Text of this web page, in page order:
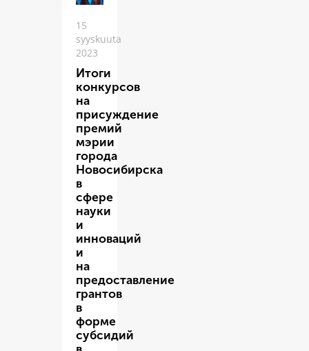
15
syyskuuta
2023
Итоги
конкурсов
на
присуждение
премий
мэрии
города
Новосибирска
в
сфере
науки
и
инноваций
и
на
предоставление
грантов
в
форме
субсидий